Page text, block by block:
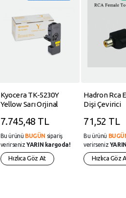
Kyocera TK-5230Y
Yellow Sarı Orjinal
M5521cdn-5521cdw
P5021cdn-5021cdw
2.200
7.745,48 TL
Bu ürünü BUGÜN sipariş
verirsenizYARIN kargoda!
Hızlıca Göz At
Hadron Rca
Dişi Çevirici
71,52 TL
Bu ürünü
verirseniz
Hızlıca Göz